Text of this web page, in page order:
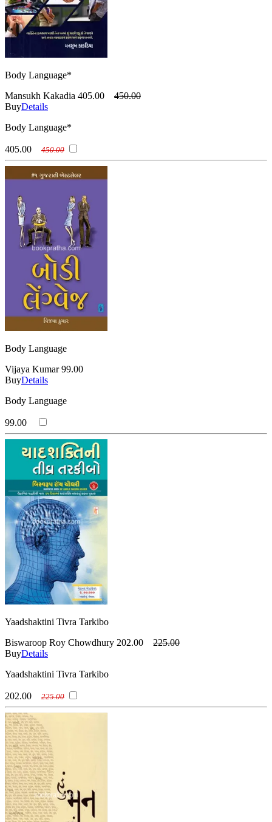
Body Language*
Mansukh Kakadia 405.00
450.00
BuyDetails
Body Language*
405.00 450.00
Body Language
Vijaya Kumar 99.00
BuyDetails
Body Language
99.00
Yaadshaktini Tivra Tarkibo
Biswaroop Roy Chowdhury 202.00
225.00
BuyDetails
Yaadshaktini Tivra Tarkibo
202.00 225.00